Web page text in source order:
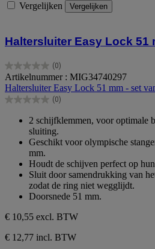
Vergelijken Vergelijken
Haltersluiter Easy Lock 51
(0)
0.0
van
de
5
Artikelnummer : MIG34740297
Haltersluiter Easy Lock 51 mm - set
(0)
0.0
sterren.
2 schijfklemmen, voor optimale
sluiting.
Geschikt voor olympische
mm.
Houdt de schijven perfect op
Sluit door samendrukking van
zodat de ring niet wegglijdt.
Doorsnede 51 mm.
€ 10,55 excl. BTW
€ 12,77 incl. BTW